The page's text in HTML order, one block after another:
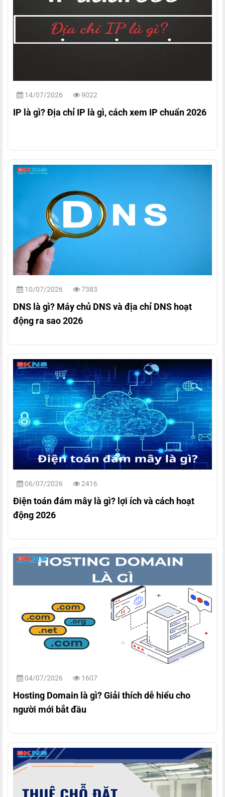
14/07/2026 9022
IP là gì? Địa chỉ IP là gì, cách xem IP chuẩn 2026
10/07/2026 7383
DNS là gì? Máy chủ DNS và địa chỉ DNS hoạt
động ra sao 2026
06/07/2026 2416
Điện toán đám mây là gì? lợi ích và cách hoạt
động 2026
04/07/2026 1607
Hosting Domain là gì? Giải thích dễ hiểu cho
người mới bắt đầu